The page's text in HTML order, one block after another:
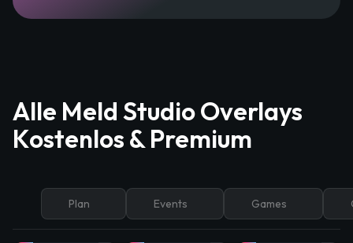
Alle Meld Studio Overlays
Kostenlos & Premium
Plan Events Games